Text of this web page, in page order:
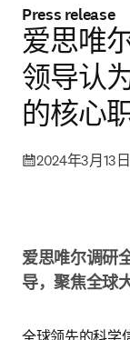
Press release
爱思唯
领导认
的核心
2024年3月13日
爱思唯尔调研
导，聚焦全球
全球领先的科学